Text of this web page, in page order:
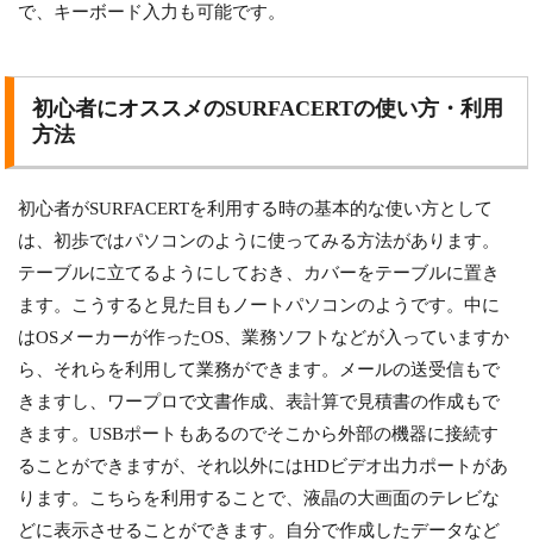
で、キーボード入力も可能です。
初心者にオススメのSURFACERTの使い方・利用
方法
初心者がSURFACERTを利用する時の基本的な使い方として
は、初歩ではパソコンのように使ってみる方法があります。
テーブルに立てるようにしておき、カバーをテーブルに置き
ます。こうすると見た目もノートパソコンのようです。中に
はOSメーカーが作ったOS、業務ソフトなどが入っていますか
ら、それらを利用して業務ができます。メールの送受信もで
きますし、ワープロで文書作成、表計算で見積書の作成もで
きます。USBポートもあるのでそこから外部の機器に接続す
ることができますが、それ以外にはHDビデオ出力ポートがあ
ります。こちらを利用することで、液晶の大画面のテレビな
どに表示させることができます。自分で作成したデータなど